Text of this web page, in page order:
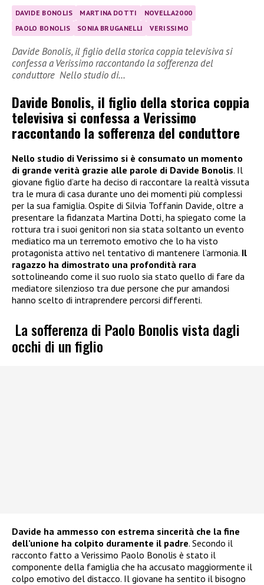
DAVIDE BONOLIS MARTINA DOTTI
NOVELLA2000
PAOLO BONOLIS
SONIA BRUGANELLI VERISSIMO
Davide Bonolis, il figlio della storica coppia televisiva si
confessa a Verissimo raccontando la sofferenza del
conduttore Nello studio di…
Davide Bonolis, il figlio della storica coppia
televisiva si confessa a Verissimo
raccontando la sofferenza del conduttore
Nello studio di Verissimo si è consumato un momento
di grande verità grazie alle parole di Davide Bonolis. Il
giovane figlio d’arte ha deciso di raccontare la realtà vissuta
tra le mura di casa durante uno dei momenti più complessi
per la sua famiglia. Ospite di Silvia Toffanin Davide, oltre a
presentare la fidanzata Martina Dotti, ha spiegato come la
rottura tra i suoi genitori non sia stata soltanto un evento
mediatico ma un terremoto emotivo che lo ha visto
protagonista attivo nel tentativo di mantenere l’armonia. Il
ragazzo ha dimostrato una profondità rara
sottolineando come il suo ruolo sia stato quello di fare da
mediatore silenzioso tra due persone che pur amandosi
hanno scelto di intraprendere percorsi differenti.
La sofferenza di Paolo Bonolis vista dagli
occhi di un figlio
Davide ha ammesso con estrema sincerità che la fine
dell’unione ha colpito duramente il padre. Secondo il
racconto fatto a Verissimo Paolo Bonolis è stato il
componente della famiglia che ha accusato maggiormente il
colpo emotivo del distacco. Il giovane ha sentito il bisogno